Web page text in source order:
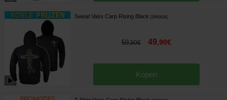
Sweat Vass Carp Rising Black 269181A]
59,90€ 49,90€
Kopen